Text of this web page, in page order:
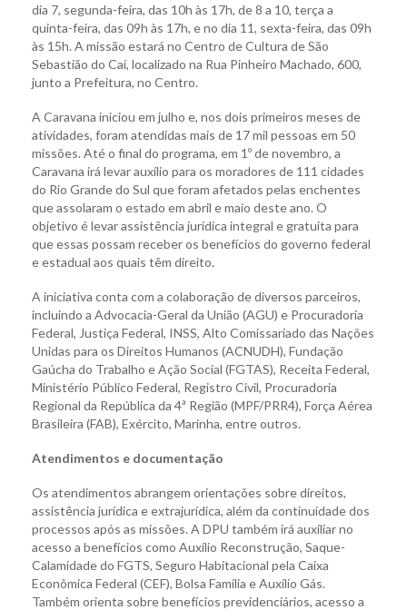
dia 7, segunda-feira, das 10h às 17h, de 8 a 10, terça a
quinta-feira, das 09h às 17h, e no dia 11, sexta-feira, das 09h
às 15h. A missão estará no Centro de Cultura de São
Sebastião do Caí, localizado na Rua Pinheiro Machado, 600,
junto a Prefeitura, no Centro.
A Caravana iniciou em julho e, nos dois primeiros meses de
atividades, foram atendidas mais de 17 mil pessoas em 50
missões. Até o final do programa, em 1º de novembro, a
Caravana irá levar auxílio para os moradores de 111 cidades
do Rio Grande do Sul que foram afetados pelas enchentes
que assolaram o estado em abril e maio deste ano. O
objetivo é levar assistência jurídica integral e gratuita para
que essas possam receber os benefícios do governo federal
e estadual aos quais têm direito.
A iniciativa conta com a colaboração de diversos parceiros,
incluindo a Advocacia-Geral da União (AGU) e Procuradoria
Federal, Justiça Federal, INSS, Alto Comissariado das Nações
Unidas para os Direitos Humanos (ACNUDH), Fundação
Gaúcha do Trabalho e Ação Social (FGTAS), Receita Federal,
Ministério Público Federal, Registro Civil, Procuradoria
Regional da República da 4ª Região (MPF/PRR4), Força Aérea
Brasileira (FAB), Exército, Marinha, entre outros.
Atendimentos e documentação
Os atendimentos abrangem orientações sobre direitos,
assistência jurídica e extrajurídica, além da continuidade dos
processos após as missões. A DPU também irá auxiliar no
acesso a benefícios como Auxílio Reconstrução, Saque-
Calamidade do FGTS, Seguro Habitacional pela Caixa
Econômica Federal (CEF), Bolsa Família e Auxílio Gás.
Também orienta sobre benefícios previdenciários, acesso a